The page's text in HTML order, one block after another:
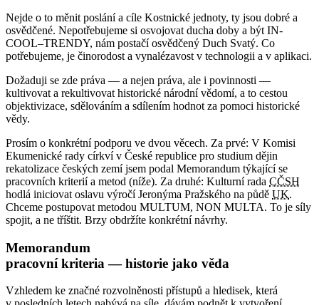
Nejde o to měnit poslání a cíle Kostnické jednoty, ty jsou dobré a
osvědčené. Nepotřebujeme si osvojovat ducha doby a být IN-
COOL–TRENDY, nám postačí osvědčený Duch Svatý. Co
potřebujeme, je činorodost a vynalézavost v technologii a v aplikaci.
Dožaduji se zde práva — a nejen práva, ale i povinnosti —
kultivovat a rekultivovat historické národní vědomí, a to cestou
objektivizace, sdělováním a sdílením hodnot za pomoci historické
vědy.
Prosím o konkrétní podporu ve dvou věcech. Za prvé: V Komisi
Ekumenické rady církví v České republice pro studium dějin
rekatolizace českých zemí jsem podal Memorandum týkající se
pracovních kriterií a metod (níže). Za druhé: Kulturní rada CČSH
hodlá iniciovat oslavu výročí Jeronýma Pražského na půdě UK.
Chceme postupovat metodou MULTUM, NON MULTA. To je síly
spojit, a ne tříštit. Brzy obdržíte konkrétní návrhy.
Memorandum
pracovní kriteria — historie jako věda
Vzhledem ke značné rozvolněnosti přístupů a hledisek, která